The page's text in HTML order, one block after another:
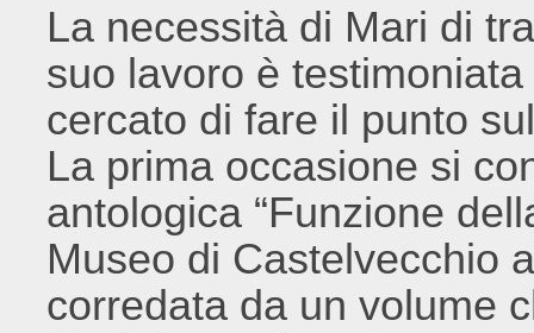
La necessità di Mari di
suo lavoro è
cercato di fare il punto
La prima occasione si
antologica “Funzione
Museo di Castelvecchio
corredata da un volume